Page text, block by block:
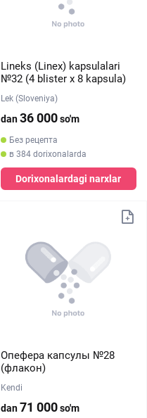
Lineks (Linex) kapsulalari
№32 (4 blister х 8 kapsula)
Lek (Sloveniya)
dan36 000so'm
Без рецепта
в 384 dorixonalarda
Dorixonalardagi narxlar
Опефера капсулы №28
(флакон)
Kendi
dan71 000so'm